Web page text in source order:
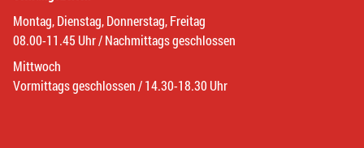
Montag, Dienstag, Donnerstag, Freitag
08.00-11.45 Uhr / Nachmittags geschlossen
Mittwoch
Vormittags geschlossen / 14.30-18.30 Uhr